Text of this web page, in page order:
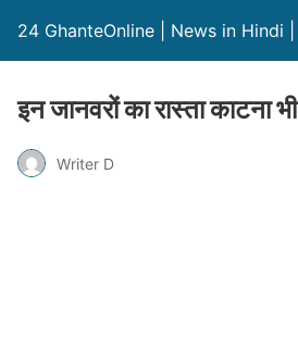
24 GhanteOnline | News in Hindi |
इन जानवरों का रास्ता काटना
Writer D